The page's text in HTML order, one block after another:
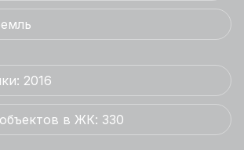
2016
в ЖК: 330